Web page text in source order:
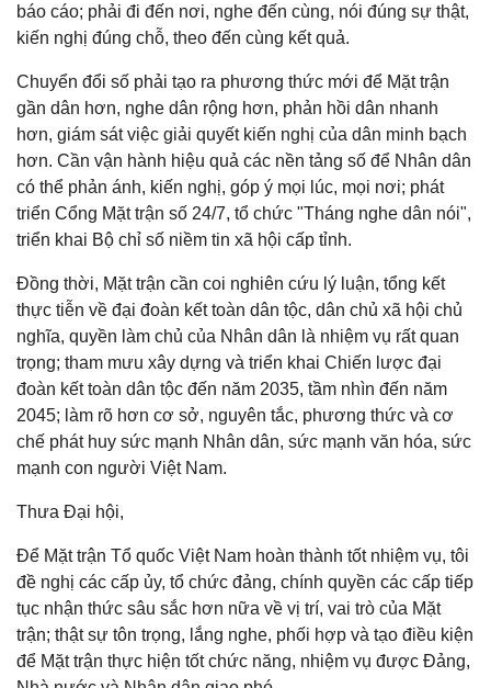
báo cáo; phải đi đến nơi, nghe đến cùng, nói đúng sự thật,
kiến nghị đúng chỗ, theo đến cùng kết quả.
Chuyển đổi số phải tạo ra phương thức mới để Mặt trận
gần dân hơn, nghe dân rộng hơn, phản hồi dân nhanh
hơn, giám sát việc giải quyết kiến nghị của dân minh bạch
hơn. Cần vận hành hiệu quả các nền tảng số để Nhân dân
có thể phản ánh, kiến nghị, góp ý mọi lúc, mọi nơi; phát
triển Cổng Mặt trận số 24/7, tổ chức "Tháng nghe dân nói",
triển khai Bộ chỉ số niềm tin xã hội cấp tỉnh.
Đồng thời, Mặt trận cần coi nghiên cứu lý luận, tổng kết
thực tiễn về đại đoàn kết toàn dân tộc, dân chủ xã hội chủ
nghĩa, quyền làm chủ của Nhân dân là nhiệm vụ rất quan
trọng; tham mưu xây dựng và triển khai Chiến lược đại
đoàn kết toàn dân tộc đến năm 2035, tầm nhìn đến năm
2045; làm rõ hơn cơ sở, nguyên tắc, phương thức và cơ
chế phát huy sức mạnh Nhân dân, sức mạnh văn hóa, sức
mạnh con người Việt Nam.
Thưa Đại hội,
Để Mặt trận Tổ quốc Việt Nam hoàn thành tốt nhiệm vụ, tôi
đề nghị các cấp ủy, tổ chức đảng, chính quyền các cấp tiếp
tục nhận thức sâu sắc hơn nữa về vị trí, vai trò của Mặt
trận; thật sự tôn trọng, lắng nghe, phối hợp và tạo điều kiện
để Mặt trận thực hiện tốt chức năng, nhiệm vụ được Đảng,